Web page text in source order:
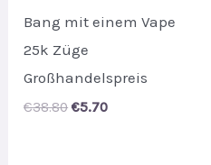
Bang mit einem Vape
25k Züge
Großhandelspreis
€38.80 Original
€5.70Current